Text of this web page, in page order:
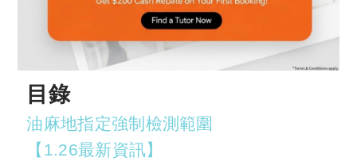
目錄
油麻地指定強制檢測範圍
【1.26最新資訊】